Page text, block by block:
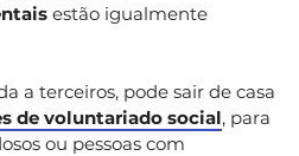
estão igualmente
a terceiros, pode sair de casa
de voluntariado social, para
ou pessoas com